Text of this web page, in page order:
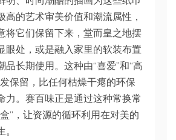
高的艺术审美价值和潮流属性，
将它们保留下来，堂而皇之地摆
眼处，或是融入家里的软装布置
品长期使用。这种由“喜爱”和“高
保留，比任何枯燥干瘪的环保
力。赛百味正是通过这种常换常
”，让资源的循环利用在对美的